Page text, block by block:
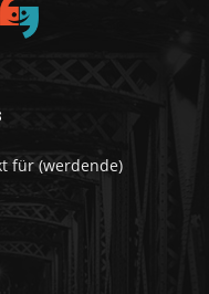
für (werdende)